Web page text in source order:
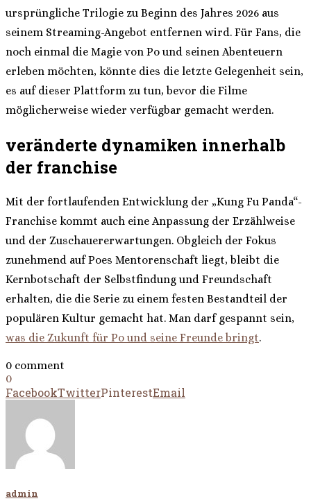
ursprüngliche Trilogie zu Beginn des Jahres 2026 aus
seinem Streaming-Angebot entfernen wird. Für Fans, die
noch einmal die Magie von Po und seinen Abenteuern
erleben möchten, könnte dies die letzte Gelegenheit sein,
es auf dieser Plattform zu tun, bevor die Filme
möglicherweise wieder verfügbar gemacht werden.
veränderte dynamiken innerhalb
der franchise
Mit der fortlaufenden Entwicklung der „Kung Fu Panda“-
Franchise kommt auch eine Anpassung der Erzählweise
und der Zuschauererwartungen. Obgleich der Fokus
zunehmend auf Poes Mentorenschaft liegt, bleibt die
Kernbotschaft der Selbstfindung und Freundschaft
erhalten, die die Serie zu einem festen Bestandteil der
populären Kultur gemacht hat. Man darf gespannt sein,
was die Zukunft für Po und seine Freunde bringt.
0 comment
0
FacebookTwitterPinterestEmail
admin